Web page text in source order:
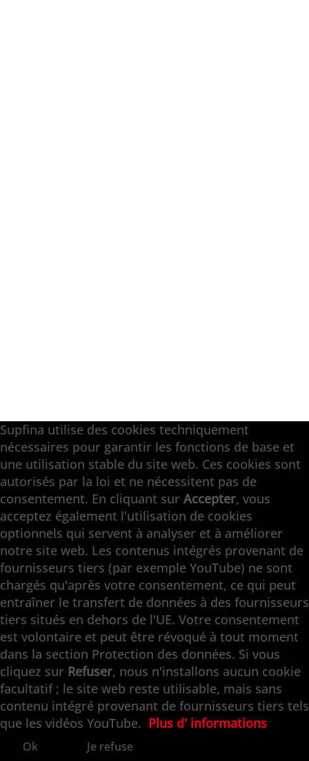
Supfina utilise des cookies techniquement
nécessaires pour garantir les fonctions de base et
une utilisation stable du site web. Ces cookies sont
autorisés par la loi et ne nécessitent pas de
consentement. En cliquant sur Accepter, vous
acceptez également l'utilisation de cookies
optionnels qui servent à analyser et à améliorer
notre site web. Les contenus intégrés provenant de
fournisseurs tiers (par exemple YouTube) ne sont
chargés qu'après votre consentement, ce qui peut
entraîner le transfert de données à des fournisseurs
tiers situés en dehors de l'UE. Votre consentement
est volontaire et peut être révoqué à tout moment
dans la section Protection des données. Si vous
cliquez sur Refuser, nous n'installons aucun cookie
facultatif ; le site web reste utilisable, mais sans
contenu intégré provenant de fournisseurs tiers tels
que les vidéos YouTube. Plus d' informations
Ok Je refuse